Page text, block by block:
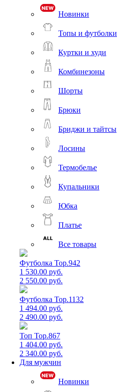
Новинки
Топы и футболки
Куртки и худи
Комбинезоны
Шорты
Брюки
Бриджи и тайтсы
Лосины
Термобелье
Купальники
Юбка
Платье
Все товары
Футболка Top.942
1 530.00 руб.
2 550.00 руб.
Футболка Top.1132
1 494.00 руб.
2 490.00 руб.
Топ Top.867
1 404.00 руб.
2 340.00 руб.
Для мужчин
Новинки